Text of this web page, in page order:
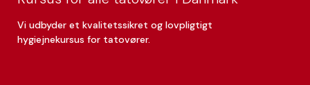
Vi udbyder et kvalitetssikret og lovpligtigt
hygiejnekursus for tatovører.